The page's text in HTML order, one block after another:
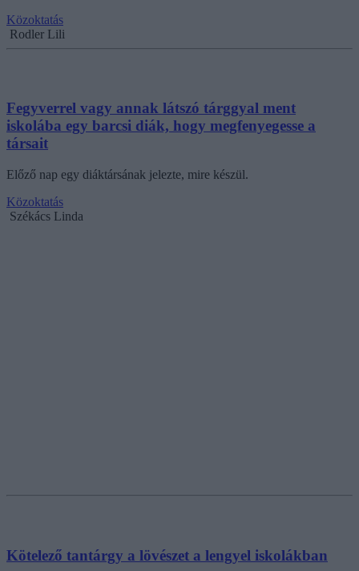
Közoktatás
Rodler Lili
Fegyverrel vagy annak látszó tárggyal ment
iskolába egy barcsi diák, hogy megfenyegesse a
társait
Előző nap egy diáktársának jelezte, mire készül.
Közoktatás
Székács Linda
Kötelező tantárgy a lövészet a lengyel iskolákban